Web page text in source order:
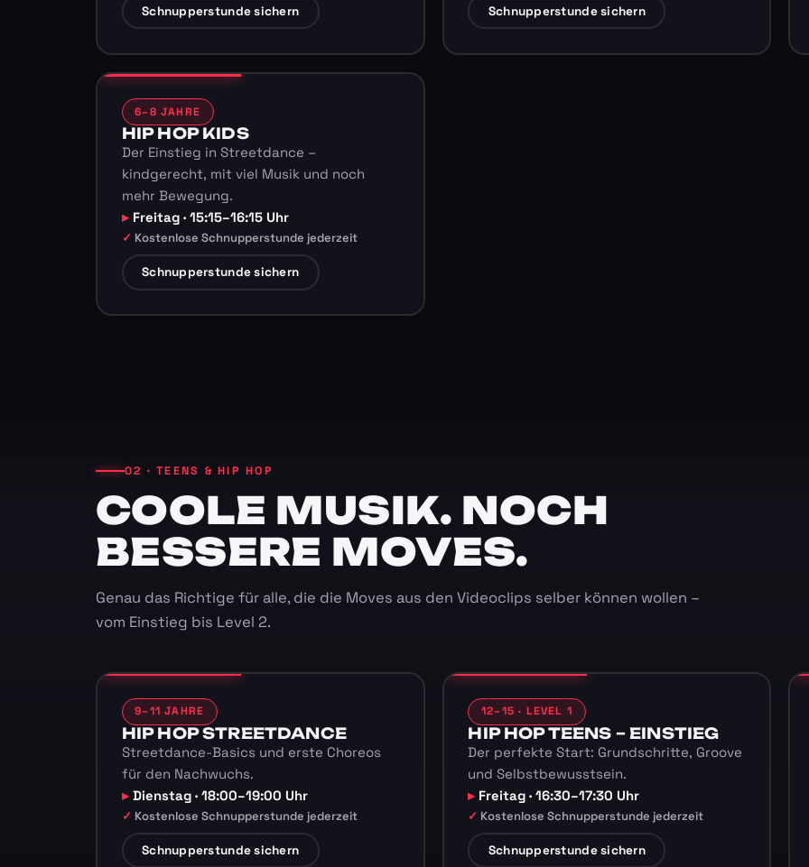
Schnupperstunde sichern Schnupperstunde sichern
6–8 JAHRE
HIP HOP KIDS
Der Einstieg in Streetdance –
kindgerecht, mit viel Musik und noch
mehr Bewegung.
Freitag · 15:15–16:15 Uhr
Kostenlose Schnupperstunde jederzeit
Schnupperstunde sichern
02 · TEENS & HIP HOP
COOLE MUSIK. NOCH
BESSERE MOVES.
Genau das Richtige für alle, die die Moves aus den Videoclips selber können wollen –
vom Einstieg bis Level 2.
9–11 JAHRE
HIP HOP STREETDANCE
Streetdance-Basics und erste Choreos
für den Nachwuchs.
Dienstag · 18:00–19:00 Uhr
Kostenlose Schnupperstunde jederzeit
Schnupperstunde sichern
12–15 · LEVEL 1
HIP HOP TEENS – EINSTIEG
Der perfekte Start: Grundschritte, Groove
und Selbstbewusstsein.
Freitag · 16:30–17:30 Uhr
Kostenlose Schnupperstunde jederzeit
Schnupperstunde sichern